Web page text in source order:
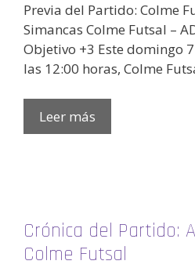
Previa del Partido: Colme
Simancas Colme Futsal –
Objetivo +3 Este domingo
las 12:00 horas, Colme
Leer más
Crónica del Partido:
Colme Futsal